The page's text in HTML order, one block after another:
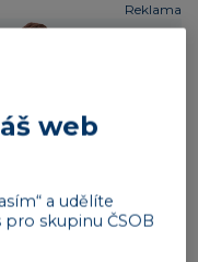
Reklama
a lépe
web
a udělíte
skupinu ČSOB